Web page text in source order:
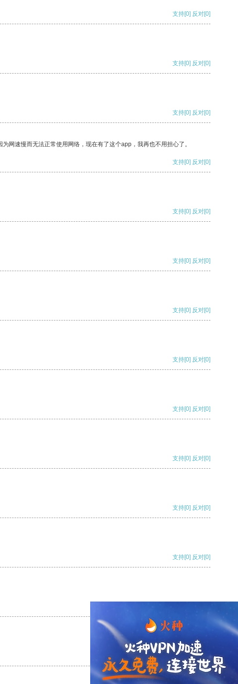
支持[0] 反对[0]
支持[0] 反对[0]
支持[0] 反对[0]
网速慢而无法正常使用网络，现在有了这个app，我再也不用担心了。
支持[0] 反对[0]
支持[0] 反对[0]
支持[0] 反对[0]
支持[0] 反对[0]
支持[0] 反对[0]
支持[0] 反对[0]
支持[0] 反对[0]
支持[0] 反对[0]
支持[0] 反对[0]
支持 [0] 反对 [0]